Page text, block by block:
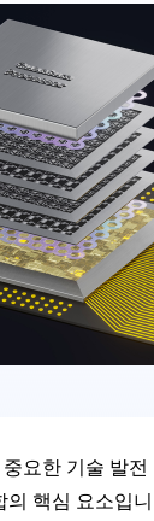
요한 기술 발전
의 핵심 요소입